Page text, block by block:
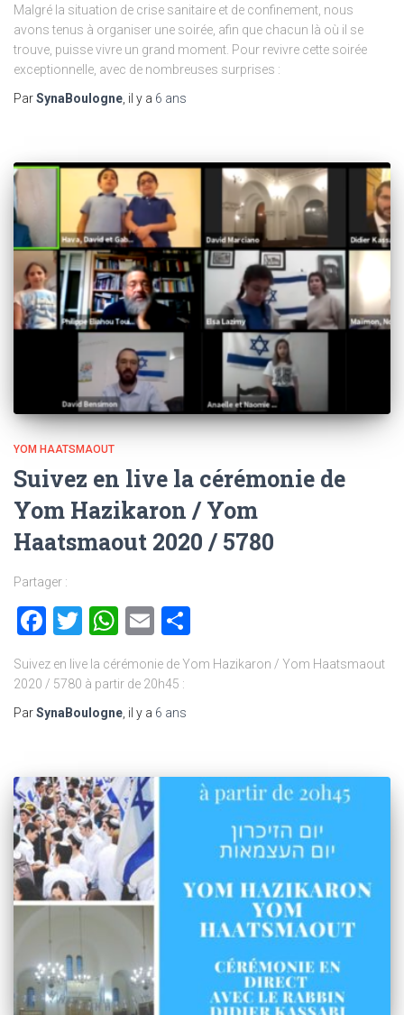
Malgré la situation de crise sanitaire et de confinement, nous
avons tenus à organiser une soirée, afin que chacun là où il se
trouve, puisse vivre un grand moment. Pour revivre cette soirée
exceptionnelle, avec de nombreuses surprises :
ParSynaBoulogne, il y a 6 ans
YOM HAATSMAOUT
Suivez en live la cérémonie de
Yom Hazikaron / Yom
Haatsmaout 2020 / 5780
Partager :
Facebook
Twitter
WhatsApp
Email
Suivez en live la cérémonie de Yom Hazikaron / Yom Haatsmaout
2020 / 5780 à partir de 20h45 :
ParSynaBoulogne , il y a 6 ans